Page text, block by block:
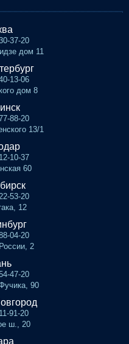
37-20
дом 11
13-06
дом 8
88-20
13/1
10-37
60
53-20
12
04-20
2
47-20
90
91-20
ш., 20